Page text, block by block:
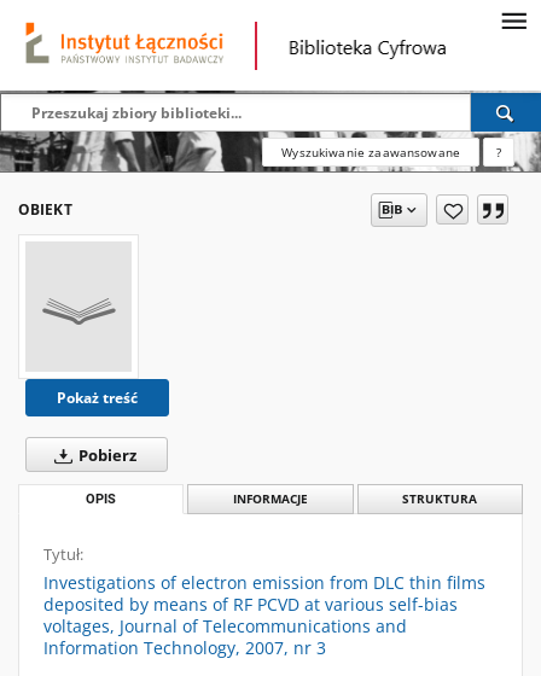
Wyszukiwanie zaawansowane ?
OBIEKT
Pokaż treść
Pobierz
OPIS INFORMACJE STRUKTURA
Tytuł:
Investigations of electron emission from DLC thin films
deposited by means of RF PCVD at various self-bias
voltages, Journal of Telecommunications and
Information Technology, 2007, nr 3